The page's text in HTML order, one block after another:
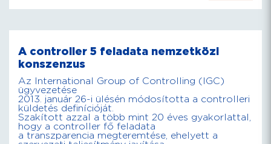
A controller 5 feladata nemzetközi
konszenzus
Az International Group of Controlling (IGC)
ügyvezetése
2013. január 26-i ülésén módosította a controlleri
küldetés definícióját.
Szakított azzal a több mint 20 éves gyakorlattal,
hogy a controller fő feladata
a transzparencia megteremtése, ehelyett a